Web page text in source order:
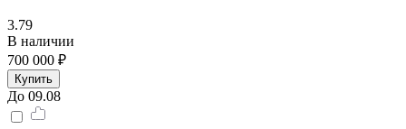
3.79
В наличии
700 000 ₽
Купить
До 09.08